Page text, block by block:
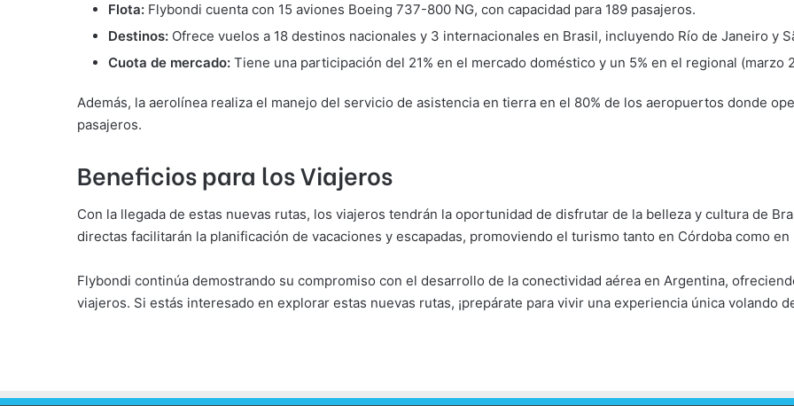
Flota: Flybondi cuenta con 15 aviones Boeing 737-800 NG, con capacidad para 189 pasajeros.
Destinos: Ofrece vuelos a 18 destinos nacionales y 3 internacionales en Brasil, incluyendo Río de Janeiro y
Cuota de mercado: Tiene una participación del 21% en el mercado doméstico y un 5% en el regional (marzo
Además, la aerolínea realiza el manejo del servicio de asistencia en tierra en el 80% de los aeropuertos donde
pasajeros.
Beneficios para los Viajeros
Con la llegada de estas nuevas rutas, los viajeros tendrán la oportunidad de disfrutar de la belleza y cultura de
directas facilitarán la planificación de vacaciones y escapadas, promoviendo el turismo tanto en Córdoba como
Flybondi continúa demostrando su compromiso con el desarrollo de la conectividad aérea en Argentina,
viajeros. Si estás interesado en explorar estas nuevas rutas, ¡prepárate para vivir una experiencia única volando